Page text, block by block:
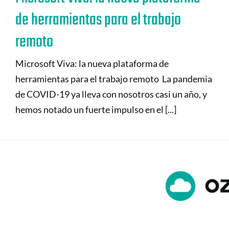
de herramientas para el trabajo
remoto
Microsoft Viva: la nueva plataforma de
herramientas para el trabajo remoto La pandemia
de COVID-19 ya lleva con nosotros casi un año, y
hemos notado un fuerte impulso en el [...]